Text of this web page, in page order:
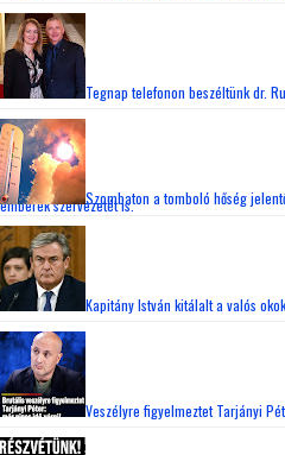
Tegnap telefonon beszéltünk dr.
Szombaton a tomboló hőség
emberek szervezetét is.
Kapitány István kitálalt a valós
Veszélyre figyelmeztet Tarjányi